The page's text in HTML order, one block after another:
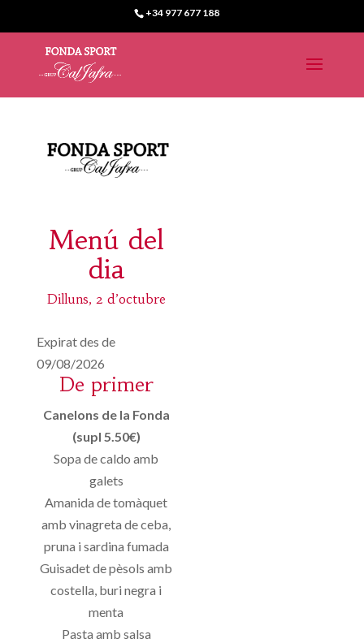
+34 977 677 188
Menú del
dia
Dilluns, 2 d’octubre
Expirat des de
09/08/2026
De primer
Canelons de la Fonda
(supl 5.50€)
Sopa de caldo amb
galets
Amanida de tomàquet
amb vinagreta de ceba,
pruna i sardina fumada
Guisadet de pèsols amb
costella, buri negra i
menta
Pasta amb salsa